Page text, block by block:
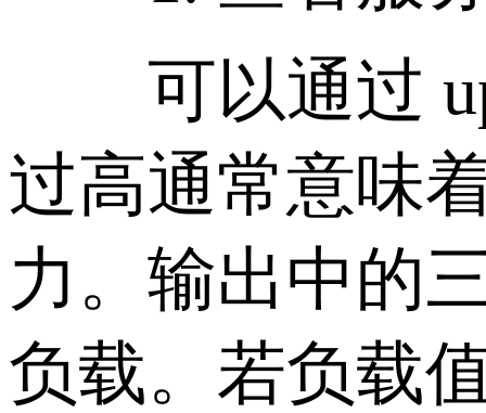
可以通过
过高通常意味
力。输出中的
负载。若负载